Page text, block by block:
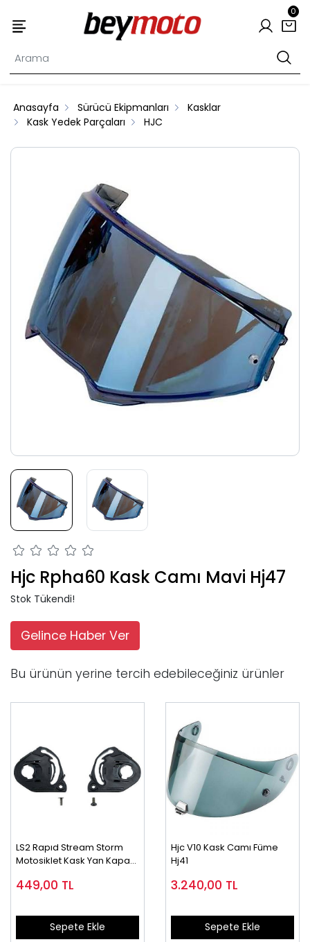
0
Anasayfa Sürücü Ekipmanları
Kasklar
Kask Yedek Parçaları
HJC
Hjc Rpha60 Kask Camı Mavi Hj47
Stok Tükendi!
Gelince Haber Ver
Bu ürünün yerine tercih edebileceğiniz ürünler
LS2 Rapıd Stream Storm
Motosiklet Kask Yan Kapak
449,00 TL
Sepete Ekle
Hjc V10 Kask Camı Füme
Hj41
3.240,00 TL
Sepete Ekle